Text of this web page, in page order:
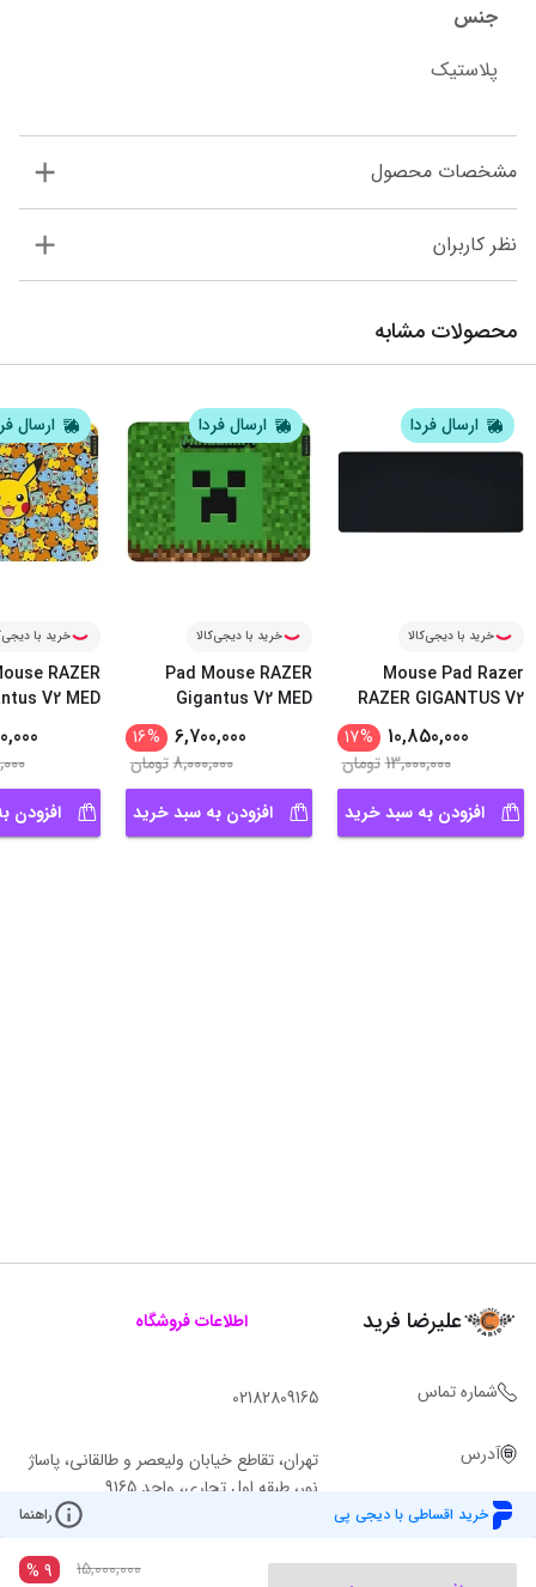
جنس
پلاستیک
مشخصات محصول
نظر کاربران
محصولات مشابه
ارسال فردا
خرید با دیجی‌کالا
Mouse Pad Razer
RAZER GIGANTUS V2
10,850,000
%
17
13,000,000تومان
افزودن به سبد خرید
ارسال فردا
خرید با دیجی‌کالا
Pad Mouse RAZER
Gigantus V2 MED
6,700,000
%
16
8,000,000تومان
افزودن به سبد خرید
ارسال
خرید با
RAZER
V2 MED
افزودن
خرید اقساطی با دیجی پی راهنما
15,000,000
9
%
علیرضا فرید اطلاعات فروشگاه
شماره تماس 02182809165
آدرس
تهران، تقاطع خیابان ولیعصر و طالقانی، پاساژ
نور، طبقه اول تجاری، واحد 9165